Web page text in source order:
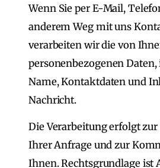
Wenn Sie per E-Mail,
anderem Weg mit uns
verarbeiten wir die von
personenbezogenen Daten,
Name, Kontaktdaten und
Nachricht.
Die Verarbeitung erfolgt
Ihrer Anfrage und zur
Ihnen. Rechtsgrundlage ist